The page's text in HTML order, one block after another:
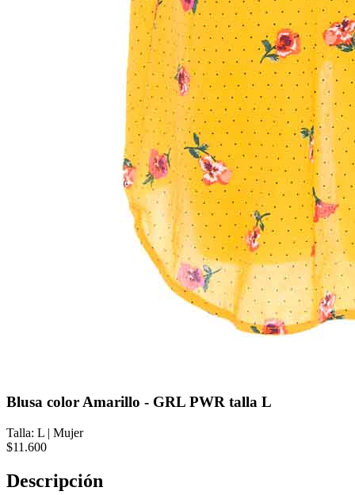
Blusa color Amarillo - GRL PWR talla L
Talla: L | Mujer
$11.600
Descripción